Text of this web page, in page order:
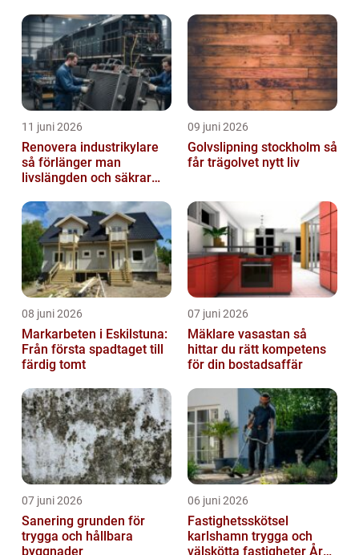
11 juni 2026
Renovera industrikylare
så förlänger man
livslängden och säkrar
09 juni 2026
Golvslipning stockholm så
får trägolvet nytt liv
08 juni 2026
Markarbeten i Eskilstuna:
Från första spadtaget till
färdig tomt
07 juni 2026
Mäklare vasastan så
hittar du rätt kompetens
för din bostadsaffär
07 juni 2026
Sanering grunden för
trygga och hållbara
byggnader
06 juni 2026
Fastighetsskötsel
karlshamn trygga och
välskötta fastigheter Året